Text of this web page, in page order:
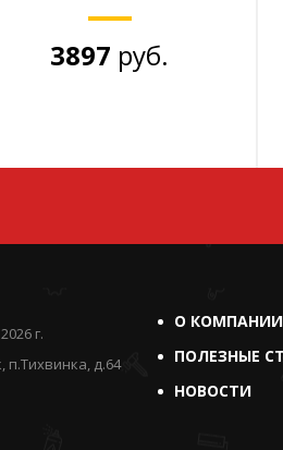
3897 руб.
г.
п.Тихвинка, д.64
О КОМПАНИИ
ПОЛЕЗНЫЕ
НОВОСТИ